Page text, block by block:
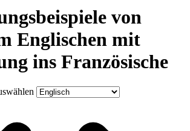
von
Englischen mit
ins Französische